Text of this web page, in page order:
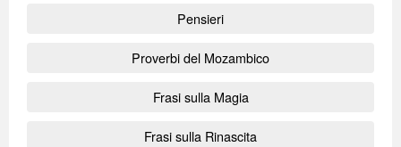
Pensieri
Proverbi del Mozambico
Frasi sulla Magia
Frasi sulla Rinascita